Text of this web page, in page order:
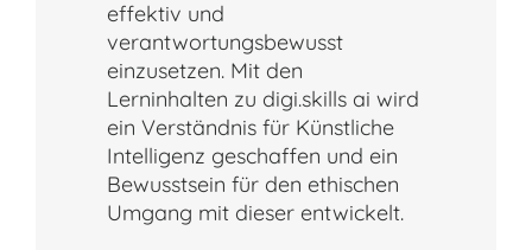
effektiv und
verantwortungsbewusst
einzusetzen. Mit den
Lerninhalten zu digi.skills ai wird
ein Verständnis für Künstliche
Intelligenz geschaffen und ein
Bewusstsein für den ethischen
Umgang mit dieser entwickelt.